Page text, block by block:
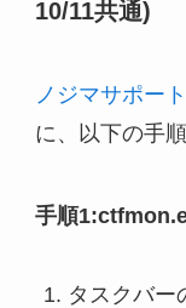
10/11共通)
ノジマサポート
に、以下の手
手順
タスクバー